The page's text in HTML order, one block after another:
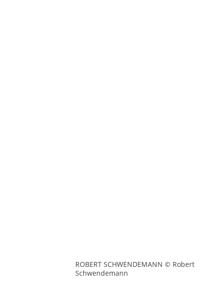
ROBERT SCHWENDEMANN © Robert
Schwendemann